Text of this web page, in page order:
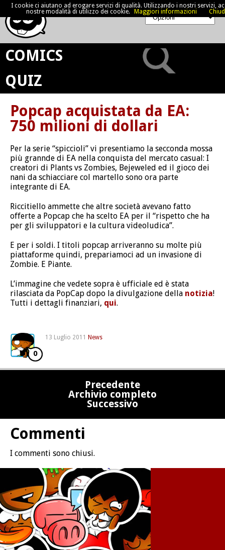
COMICS
QUIZ
Popcap acquistata da EA:
750 milioni di dollari
Per la serie “spiccioli” vi presentiamo la secconda mossa
più grannde di EA nella conquista del mercato casual: I
creatori di Plants vs Zombies, Bejeweled ed il gioco dei
nani da schiacciare col martello sono ora parte
integrante di EA.
Riccitiello ammette che altre società avevano fatto
offerte a Popcap che ha scelto EA per il “rispetto che ha
per gli sviluppatori e la cultura videoludica”.
E per i soldi. I titoli popcap arriveranno su molte più
piattaforme quindi, prepariamoci ad un invasione di
Zombie. E Piante.
L’immagine che vedete sopra è ufficiale ed è stata
rilasciata da PopCap dopo la divulgazione della notizia!
Tutti i dettagli finanziari, qui.
13 Luglio 2011 News
0
Precedente
Archivio completo
Successivo
Commenti
I commenti sono chiusi.
I cookie ci aiutano ad erogare servizi di qualità. Utilizzando i nostri servizi,
nostre modalità di utilizzo dei cookie.
Maggiori informazioni